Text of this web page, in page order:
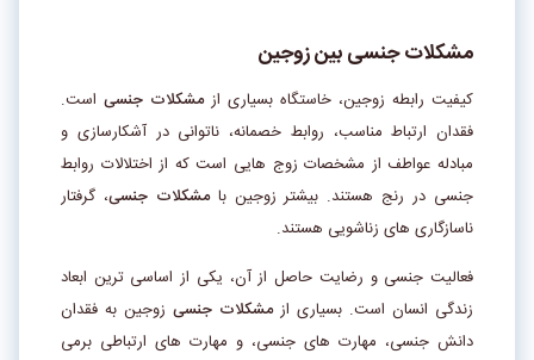
مشکلات جنسی بین زوجین
کیفیت رابطه­ زوجین، خاستگاه بسیاری ازمشکلات جنسی است.
فقدان ارتباط مناسب، روابط خصمانه، ناتوانی در آشکارسازی و
مبادله­ عواطف از مشخصات زوج‌ هایی است که از اختلالات روابط
جنسی در رنج هستند. بیشتر زوجین بامشکلات جنسی، گرفتار
ناسازگاری­‌ های زناشویی هستند.
فعالیت جنسی و رضایت حاصل از آن، یکی از اساسی ترین ابعاد
زندگی انسان است. بسیاری ازمشکلات جنسی زوجین به فقدان
دانش جنسی، مهارت های جنسی، و مهارت های ارتباطی برمی